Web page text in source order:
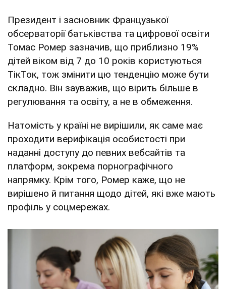
Президент і засновник Французької
обсерваторії батьківства та цифрової освіти
Томас Ромер зазначив, що приблизно 19%
дітей віком від 7 до 10 років користуються
ТікТок, тож змінити цю тенденцію може бути
складно. Він зауважив, що вірить більше в
регулювання та освіту, а не в обмеження.
Натомість у країні не вирішили, як саме має
проходити верифікація особистості при
наданні доступу до певних вебсайтів та
платформ, зокрема порнографічного
напрямку. Крім того, Ромер каже, що не
вирішено й питання щодо дітей, які вже мають
профіль у соцмережах.